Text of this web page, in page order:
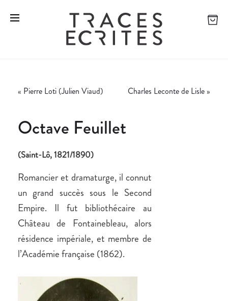
« Pierre Loti (Julien Viaud) Charles Leconte de Lisle »
Octave Feuillet
(Saint-Lô, 1821/1890)
Romancier et dramaturge, il connut
un grand succès sous le Second
Empire. Il fut bibliothécaire au
Château de Fontainebleau, alors
résidence impériale, et membre de
l’Académie française (1862).